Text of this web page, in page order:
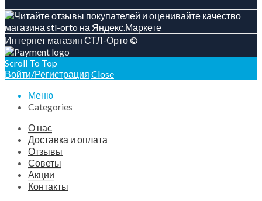
Интернет магазин СТЛ-Орто ©
Scroll To Top
Войти/Регистрация Close
Меню
Categories
О нас
Доставка и оплата
Отзывы
Советы
Акции
Контакты